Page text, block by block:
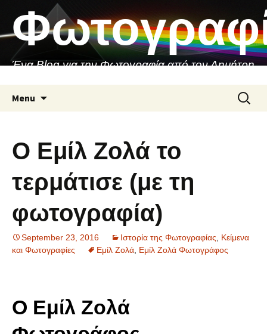
content
Ένα Blog για την Φωτογραφία από τον Δημήτρη
Menu
Search
for:
Ο Εμίλ Ζολά το
τερμάτισε (με τη
φωτογραφία)
September 23, 2016 Ιστορία της Φωτογραφίας
Κείμενα
και Φωτογραφίες
Εμίλ Ζολά Εμίλ Ζολά Φωτογράφος
O Εμίλ Ζολά